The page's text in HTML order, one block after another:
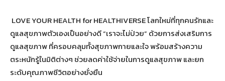
LOVE YOUR HEALTH for HEALTHIVERSE โลกใหม่ที่ทุกคนรักและ
ดูแลสุขภาพตัวเองเป็นอย่างดี “เราจะไม่ป่วย” ด้วยการส่งเสริมการ
ดูแลสุขภาพ ที่ครอบคลุมทั้งสุขภาพกายและใจ พร้อมสร้างความ
ตระหนักรู้ในมิติต่างๆ ช่วยลดค่าใช้จ่ายในการดูแลสุขภาพ และยก
ระดับคุณภาพชีวิตอย่างยั่งยืน